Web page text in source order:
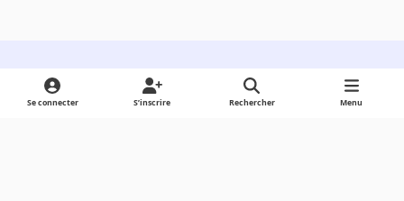
Light ModeDark ModeSystem Preference
Se connecter S’inscrire Rechercher Menu